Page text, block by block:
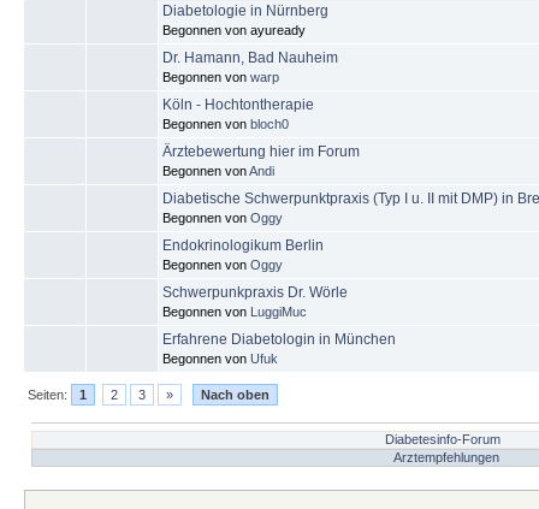
Diabetologie in Nürnberg
Begonnen von ayuready
Dr. Hamann, Bad Nauheim
Begonnen von warp
Köln - Hochtontherapie
Begonnen von bloch0
Ärztebewertung hier im Forum
Begonnen vonAndi
Diabetische Schwerpunktpraxis (Typ I u. II mit DMP) in
Begonnen von Oggy
Endokrinologikum Berlin
Begonnen von Oggy
Schwerpunkpraxis Dr. Wörle
Begonnen von LuggiMuc
Erfahrene Diabetologin in München
Begonnen von Ufuk
Seiten: 1 2 3 » Nach oben
Diabetesinfo-Forum
Arztempfehlungen